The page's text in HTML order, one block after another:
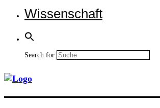
Wis­sen­schaft
Search for: